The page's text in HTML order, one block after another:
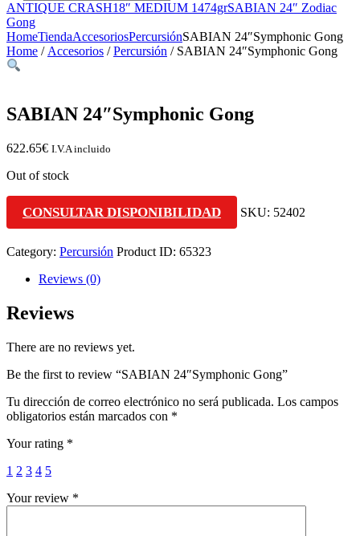
ANTIQUE CRASH18″ MEDIUM 1474grSABIAN 24″ Zodiac
Gong
HomeTiendaAccesoriosPercursiónSABIAN 24″Symphonic Gong
Home / Accesorios /Percursión / SABIAN 24″Symphonic Gong
SABIAN 24″Symphonic Gong
622.65€ I.V.A incluido
Out of stock
CONSULTAR DISPONIBILIDAD SKU: 52402
Category: Percursión Product ID: 65323
Reviews (0)
Reviews
There are no reviews yet.
Be the first to review “SABIAN 24″Symphonic Gong”
Tu dirección de correo electrónico no será publicada. Los campos
obligatorios están marcados con *
Your rating *
1 2 3 4 5
Your review *